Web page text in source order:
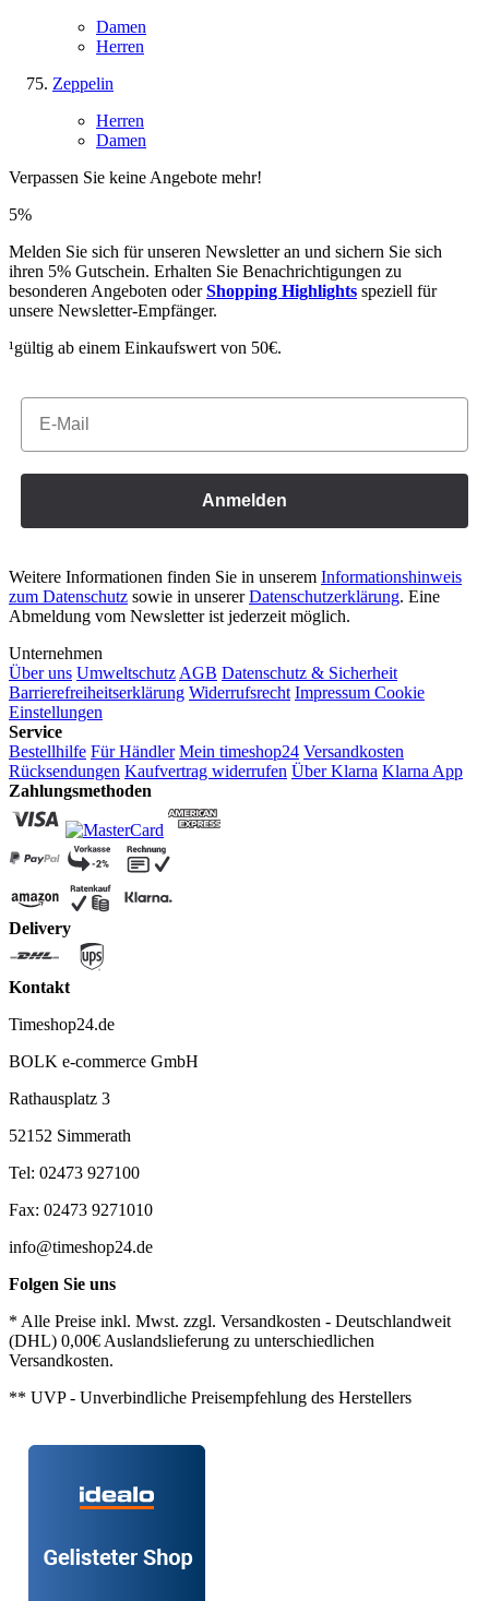
Damen
Herren
Zeppelin
Herren
Damen
Verpassen Sie keine Angebote mehr!
5%
Melden Sie sich für unseren Newsletter an und sichern Sie sich
ihren 5% Gutschein. Erhalten Sie Benachrichtigungen zu
besonderen Angeboten oderShopping Highlights speziell für
unsere Newsletter-Empfänger.
¹gültig ab einem Einkaufswert von 50€.
Email
Anmelden
Weitere Informationen finden Sie in unserem Informationshinweis
zum Datenschutz sowie in unsererDatenschutzerklärung. Eine
Abmeldung vom Newsletter ist jederzeit möglich.
Unternehmen
Über uns Umweltschutz AGB Datenschutz & Sicherheit
Barrierefreiheitserklärung Widerrufsrecht Impressum Cookie
Einstellungen
Service
Bestellhilfe Für Händler Mein timeshop24 Versandkosten
Rücksendungen Kaufvertrag widerrufen Über Klarna Klarna App
Zahlungsmethoden
Delivery
Kontakt
Timeshop24.de
BOLK e-commerce GmbH
Rathausplatz 3
52152 Simmerath
Tel: 02473 927100
Fax: 02473 9271010
info@timeshop24.de
Folgen Sie uns
* Alle Preise inkl. Mwst. zzgl. Versandkosten - Deutschlandweit
(DHL) 0,00€ Auslandslieferung zu unterschiedlichen
Versandkosten.
** UVP - Unverbindliche Preisempfehlung des Herstellers